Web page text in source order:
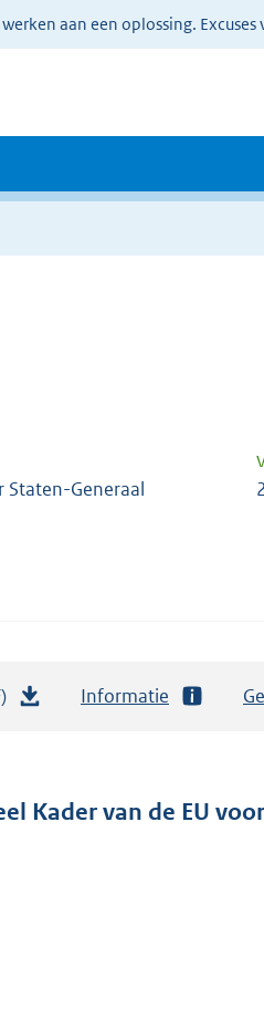
aan een oplossing.
Staten-Generaal
a
Informatie
Kader van de EU